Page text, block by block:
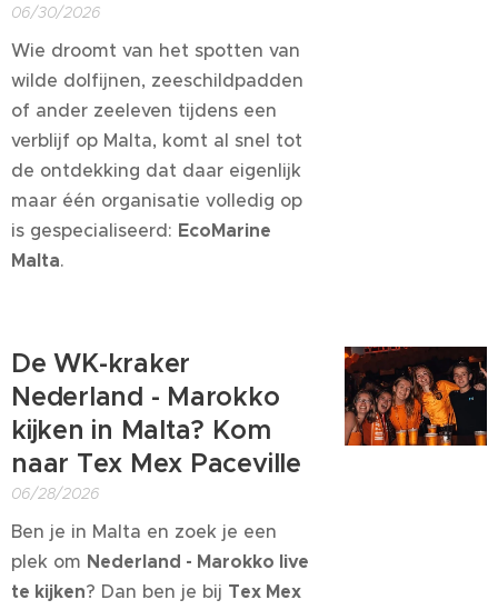
06/30/2026
Wie droomt van het spotten van
wilde dolfijnen, zeeschildpadden
of ander zeeleven tijdens een
verblijf op Malta, komt al snel tot
de ontdekking dat daar eigenlijk
maar één organisatie volledig op
is gespecialiseerd: EcoMarine
Malta.
De WK-kraker
Nederland - Marokko
kijken in Malta? Kom
naar Tex Mex Paceville
06/28/2026
Ben je in Malta en zoek je een
plek om Nederland - Marokko live
te kijken? Dan ben je bij Tex Mex